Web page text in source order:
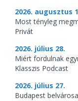
2026. augusztus
Most tényleg
Privát
2026. július 28.
Miért fordulnak
Klasszis Podcast
2026. július 27.
Budapest